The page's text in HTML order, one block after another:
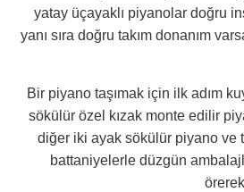
yatay üçayaklı piyanolar doğru
yanı sıra doğru takım donanım
Bir piyano taşımak için ilk adım
sökülür özel kızak monte edilir
diğer iki ayak sökülür piyano ve
battaniyelerle düzgün